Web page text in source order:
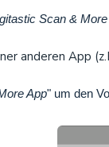
Scan & More
anderen App
App" um den